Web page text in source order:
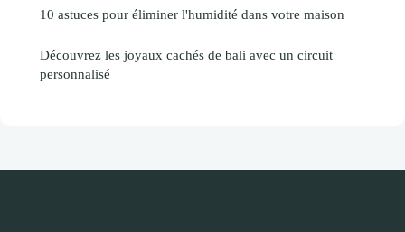
10 astuces pour éliminer l'humidité dans votre maison
Découvrez les joyaux cachés de bali avec un circuit
personnalisé